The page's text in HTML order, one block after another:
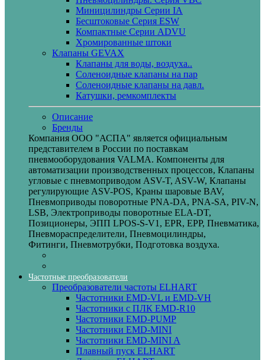
Миницилиндры Cерии IA
Бесштоковые Серия ESW
Компактные Серии ADVU
Хромированные штоки
Клапаны GEVAX
Клапаны для воды, воздуха..
Соленоидные клапаны на пар
Соленоидные клапаны на давл.
Катушки, ремкомплекты
Описание
Бренды
Компания ООО "АСПА" является официальным
представителем в России по поставкам
пневмооборудования VALMA. Компоненты для
автоматизации производственных процессов, Клапаны
угловые с пневмоприводом ASV-T, ASV-W, Клапаны
регулирующие ASV-POS, Краны шаровые BAV,
Пневмоприводы поворотные PNA-DA, PNA-SA, PIV-N,
LSB, Электроприводы поворотные ELA-DT,
Позиционеры, ЭПП LPOS-S-V1, EPR, EPP, Пневматика,
Пневмораспределители, Пневмоцилиндры,
Фитинги, Пневмотрубки, Подготовка воздуха.
Частотные преобразователи
Преобразователи частоты ELHART
Частотники EMD-VL и EMD-VH
Частотники с ПЛК EMD-R10
Частотники EMD-PUMP
Частотники EMD‑MINI
Частотники EMD‑MINI A
Плавный пуск ELHART